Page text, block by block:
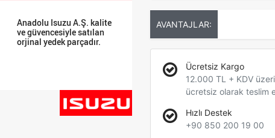
Anadolu Isuzu A.Ş. kalite
ve güvencesiyle satılan
orjinal yedek parçadır.
AVANTAJLAR:
Ücretsiz Kargo
12.000 TL + KDV
ücretsiz olarak teslim
Hızlı Destek
+90 850 200 19 00